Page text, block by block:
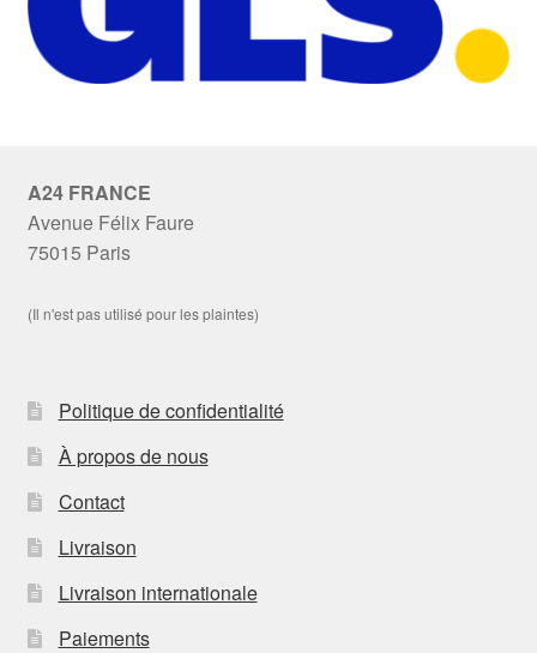
A24 FRANCE
Avenue Félix Faure
75015 Paris
(Il n'est pas utilisé pour les plaintes)
Politique de confidentialité
À propos de nous
Contact
Livraison
Livraison internationale
Paiements